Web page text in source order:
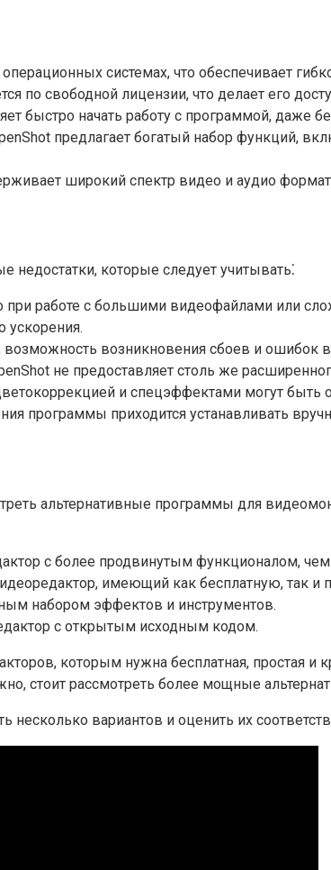
системах, что обеспечивает
по свободной лицензии, что делает его
быстро начать работу с программой, даже
предлагает богатый набор функций,
широкий спектр видео и аудио
недостатки, которые следует учитывать⁚
при работе с большими видеофайлами или
ускорения.
возможность возникновения сбоев и ошибок
не предоставляет столь же
и спецэффектами могут быть
программы приходится устанавливать
альтернативные программы для
с более продвинутым функционалом, чем
имеющий как бесплатную, так и
набором эффектов и инструментов.
с открытым исходным кодом.
которым нужна бесплатная, простая и
стоит рассмотреть более мощные
вариантов и оценить их